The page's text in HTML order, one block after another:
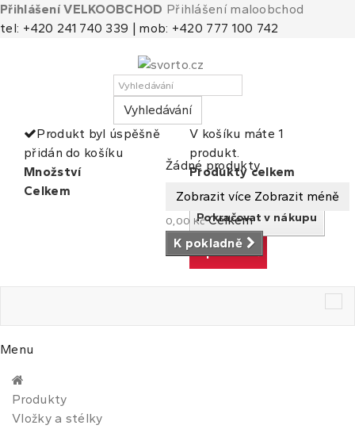
Přihlášení VELKOOBCHOD Přihlášení maloobchod
tel: +420 241 740 339 | mob: +420 777 100 742
Vyhledávání
Košík
(prázdný)
Žádné produkty
Zobrazit více Zobrazit méně
0,00 Kč Celkem
K pokladně
Produkt byl úspěšně
přidán do košíku
Množství
Celkem
V košíku máte 1
produkt.
Produkty celkem
Celkem
Pokračovat v nákupu
K pokladně
Menu
Produkty
Vložky a stélky